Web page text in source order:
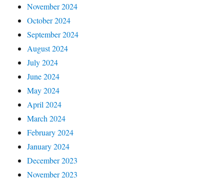
November 2024
October 2024
September 2024
August 2024
July 2024
June 2024
May 2024
April 2024
March 2024
February 2024
January 2024
December 2023
November 2023